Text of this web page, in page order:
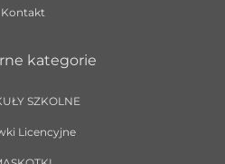
Kontakt
kategorie
SZKOLNE
Licencyjne